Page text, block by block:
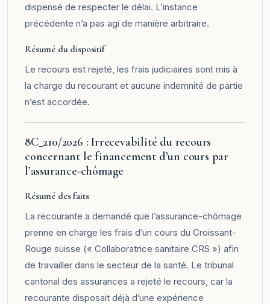
dispensé de respecter le délai. L’instance
précédente n’a pas agi de manière arbitraire.
Résumé du dispositif
Le recours est rejeté, les frais judiciaires sont mis à
la charge du recourant et aucune indemnité de partie
n’est accordée.
8C_210/2026 : Irrecevabilité du recours
concernant le financement d’un cours par
l’assurance-chômage
Résumé des faits
La recourante a demandé que l’assurance-chômage
prenne en charge les frais d’un cours du Croissant-
Rouge suisse (« Collaboratrice sanitaire CRS ») afin
de travailler dans le secteur de la santé. Le tribunal
cantonal des assurances a rejeté le recours, car la
recourante disposait déjà d’une expérience